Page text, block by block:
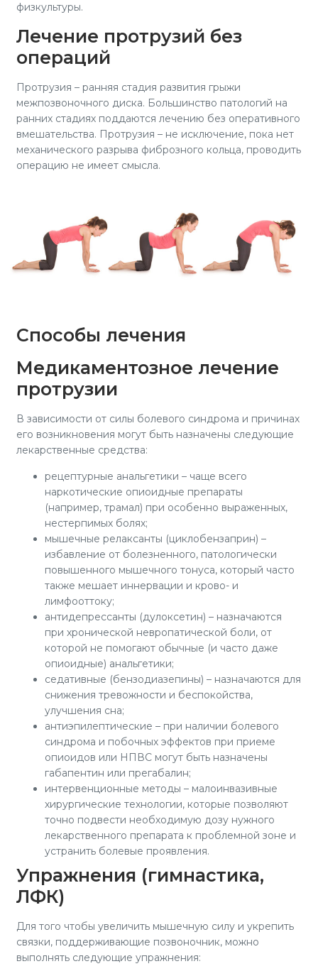
физкультуры.
Лечение протрузий без
операций
Протрузия – ранняя стадия развития грыжи
межпозвоночного диска. Большинство патологий на
ранних стадиях поддаются лечению без оперативного
вмешательства. Протрузия – не исключение, пока нет
механического разрыва фиброзного кольца, проводить
операцию не имеет смысла.
Способы лечения
Медикаментозное лечение
протрузии
В зависимости от силы болевого синдрома и причинах
его возникновения могут быть назначены следующие
лекарственные средства:
рецептурные анальгетики – чаще всего
наркотические опиоидные препараты
(например, трамал) при особенно выраженных,
нестерпимых болях;
мышечные релаксанты (циклобензаприн) –
избавление от болезненного, патологически
повышенного мышечного тонуса, который часто
также мешает иннервации и крово- и
лимфооттоку;
антидепрессанты (дулоксетин) – назначаются
при хронической невропатической боли, от
которой не помогают обычные (и часто даже
опиоидные) анальгетики;
седативные (бензодиазепины) – назначаются для
снижения тревожности и беспокойства,
улучшения сна;
антиэпилептические – при наличии болевого
синдрома и побочных эффектов при приеме
опиоидов или НПВС могут быть назначены
габапентин или прегабалин;
интервенционные методы – малоинвазивные
хирургические технологии, которые позволяют
точно подвести необходимую дозу нужного
лекарственного препарата к проблемной зоне и
устранить болевые проявления.
Упражнения (гимнастика,
ЛФК)
Для того чтобы увеличить мышечную силу и укрепить
связки, поддерживающие позвоночник, можно
выполнять следующие упражнения: